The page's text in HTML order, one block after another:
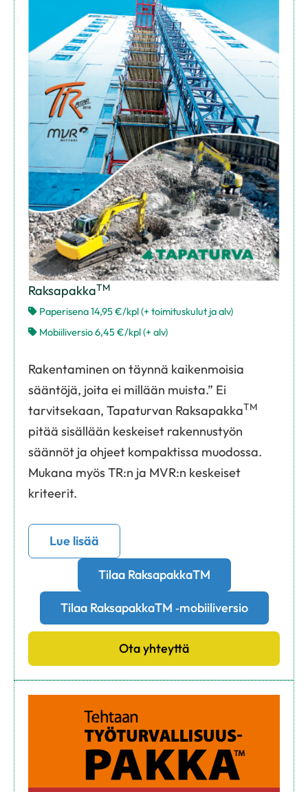
RaksapakkaTM
Paperisena 14,95 €/kpl (+ toimituskulut ja alv)
Mobiiliversio 6,45 €/kpl (+ alv)
Rakentaminen on täynnä kaikenmoisia
sääntöjä, joita ei millään muista.” Ei
tarvitsekaan, Tapaturvan RaksapakkaTM
pitää sisällään keskeiset rakennustyön
säännöt ja ohjeet kompaktissa muodossa.
Mukana myös TR:n ja MVR:n keskeiset
kriteerit.
Lue lisää
Tilaa RaksapakkaTM
Tilaa RaksapakkaTM ‑mobiiliversio
Ota yhteyttä